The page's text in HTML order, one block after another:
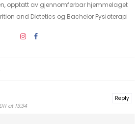
opptatt av gjennomførbar hjemmelaget
and Dietetics og Bachelor Fysioterapi
at 13:34
Reply